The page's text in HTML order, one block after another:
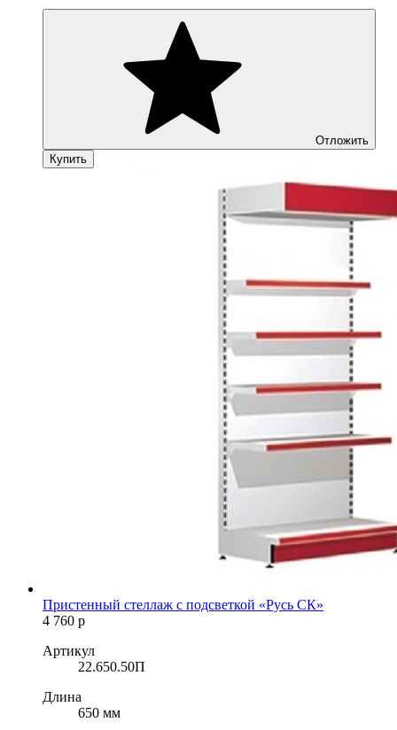
Отложить
Купить
Пристенный стеллаж с подсветкой «Русь СК»
4 760 р
Артикул
22.650.50П
Длина
650 мм